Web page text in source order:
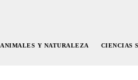
ANIMALES Y NATURALEZA CIENCIAS